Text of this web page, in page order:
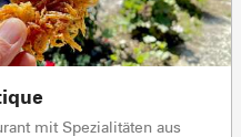
mit Spezialitäten aus